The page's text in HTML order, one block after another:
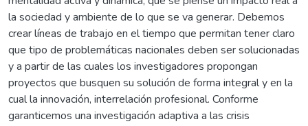
la sociedad y ambiente de lo que se va generar. Debemos
crear líneas de trabajo en el tiempo que permitan tener claro
que tipo de problemáticas nacionales deben ser solucionadas
y a partir de las cuales los investigadores propongan
proyectos que busquen su solución de forma integral y en la
cual la innovación, interrelación profesional. Conforme
garanticemos una investigación adaptiva a las crisis